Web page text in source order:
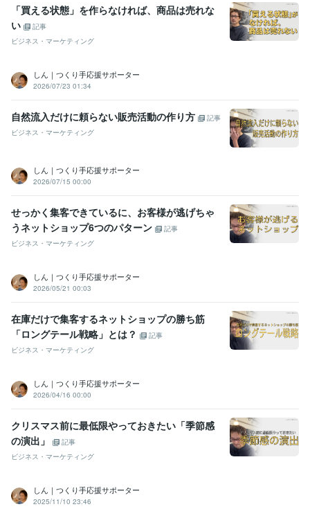
語学力
英語 ビジネスレベル
「買える状態」を作らなければ、商品は売れな
い
記事
ビジネス・マーケティング
しん｜つくり手応援サポーター
2026/07/23 01:34
自然流入だけに頼らない販売活動の作り方
記事
ビジネス・マーケティング
しん｜つくり手応援サポーター
2026/07/15 00:00
せっかく集客できているに、お客様が逃げちゃ
うネットショップ6つのパターン
記事
ビジネス・マーケティング
しん｜つくり手応援サポーター
2026/05/21 00:03
在庫だけで集客するネットショップの勝ち筋
「ロングテール戦略」とは？
記事
ビジネス・マーケティング
しん｜つくり手応援サポーター
2026/04/16 00:00
クリスマス前に最低限やっておきたい「季節感
の演出」
記事
ビジネス・マーケティング
しん｜つくり手応援サポーター
2025/11/10 23:46